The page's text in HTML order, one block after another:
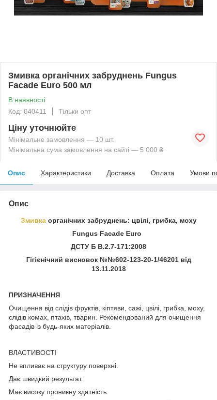
Змивка органічних забруднень Fungus
Facade Euro 500 мл
В наявності
Код: 040411
Тільки опт
Ціну уточнюйте
Мінімальне замовлення — 10 шт.
Мінімальна сума замовлення на сайті — 5 000 ₴
Опис Характеристики Доставка Оплата Умови
Опис
Змивкаорганічних забруднень: цвілі, грибка, моху
Fungus Facade Euro
ДСТУ Б В.2.7-171:2008
Гігієнічний висновок №№602-123-20-1/46201 від
13.11.2018
ПРИЗНАЧЕННЯ
Очищення від слідів фруктів, кіптяви, сажі, цвілі, грибка, моху,
слідів комах, птахів, тварин. Рекомендований для очищення
фасадів із будь-яких матеріалів.
ВЛАСТИВОСТІ
Не впливає на структуру поверхні.
Дає швидкий результат.
Має високу проникну здатність.